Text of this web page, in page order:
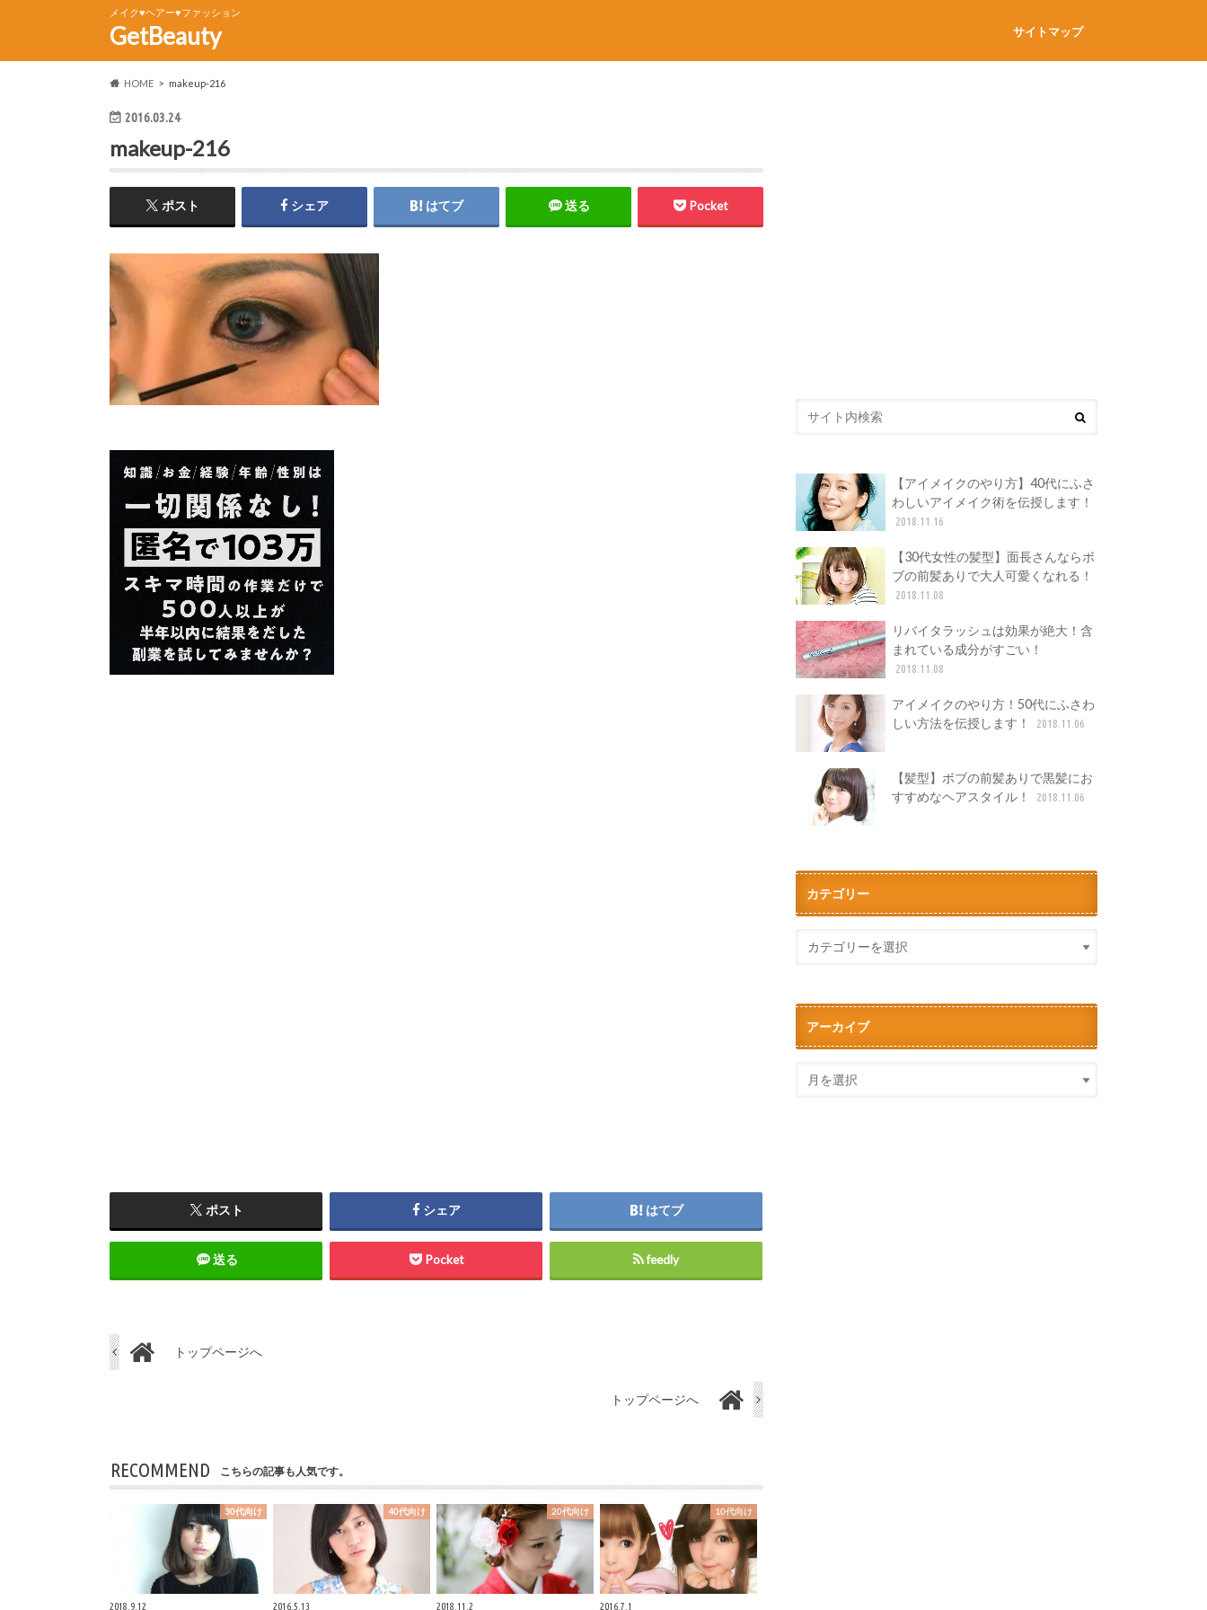
メイク♥ヘアー♥ファッション
GetBeauty サイトマップ
HOME makeup-216
2016.03.24
makeup-216
ポスト シェア はてブ 送る Pocket
ポスト シェア はてブ
送る Pocket feedly
トップページへ
トップページへ
RECOMMEND こちらの記事も人気です。
30代向け
2018.9.12
40代向け
2016.5.13
20代向け
2018.11.2
10代向け
2016.7.1
【アイメイクのやり方】40代にふさ
わしいアイメイク術を伝授します！
2018.11.16
【30代女性の髪型】面長さんならボ
ブの前髪ありで大人可愛くなれる！
2018.11.08
リバイタラッシュは効果が絶大！含
まれている成分がすごい！
2018.11.08
アイメイクのやり方！50代にふさわ
しい方法を伝授します！
2018.11.06
【髪型】ボブの前髪ありで黒髪にお
すすめなヘアスタイル！
2018.11.06
カテゴリー
アーカイブ